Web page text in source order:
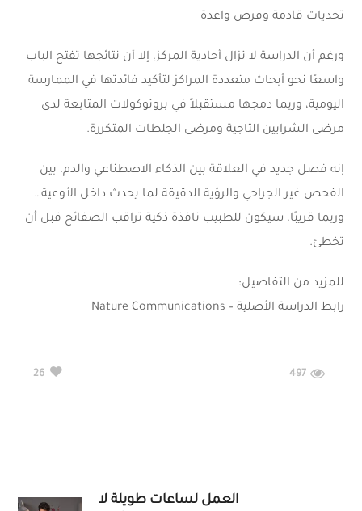
تحديات قادمة وفرص واعدة
ورغم أن الدراسة لا تزال أحادية المركز، إلا أن نتائجها تفتح الباب
واسعًا نحو أبحاث متعددة المراكز لتأكيد فائدتها في الممارسة
اليومية، وربما دمجها مستقبلاً في بروتوكولات المتابعة لدى
مرضى الشرايين التاجية ومرضى الجلطات المتكررة.
إنه فصل جديد في العلاقة بين الذكاء الاصطناعي والدم، بين
الفحص غير الجراحي والرؤية الدقيقة لما يحدث داخل الأوعية…
وربما قريبًا، سيكون للطبيب نافذة ذكية تراقب الصفائح قبل أن
تخطئ.
للمزيد من التفاصيل:
رابط الدراسة الأصلية – Nature Communications
497
26
العمل لساعات طويلة لا